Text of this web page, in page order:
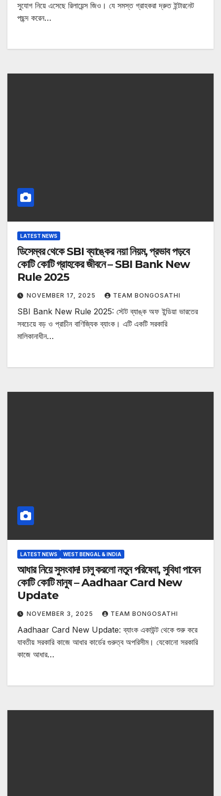
সুযোগ নিয়ে এসেছে রিলায়েন্স জিও। যে সমস্ত গ্রাহকরা দ্রুত ইন্টারনেট
পছন্দ করেন…
LATEST NEWS
ডিসেম্বর থেকে SBI ব্যাঙ্কের নয়া নিয়ম, প্রভাব পড়বে
কোটি কোটি গ্রাহকের জীবনে – SBI Bank New
Rule 2025
NOVEMBER 17, 2025 TEAM BONGOSATHI
SBI Bank New Rule 2025: স্টেট ব্যাঙ্ক অফ ইন্ডিয়া ভারতের
সবচেয়ে বড় ও প্রাচীন বাণিজ্যিক ব্যাংক। এটি একটি সরকারি
মালিকানাধীন…
LATEST NEWS WEST BENGAL & INDIA
আধার নিয়ে সুসংবাদ! চালু করলো নতুন পরিষেবা, সুবিধা পাবেন
কোটি কোটি মানুষ – Aadhaar Card New
Update
NOVEMBER 3, 2025 TEAM BONGOSATHI
Aadhaar Card New Update: ব্যাংক একাউন্ট থেকে শুরু করে
যাবতীয় সরকারি কাজে আধার কার্ডের গুরুত্ব অপরিসীম। যেকোনো সরকারি
কাজে আধার…